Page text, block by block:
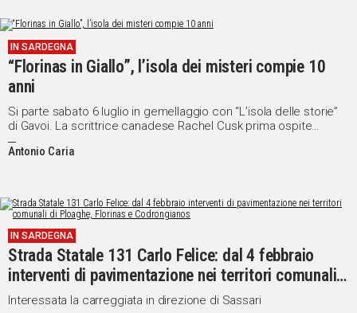
IN SARDEGNA
“Florinas in Giallo”, l’isola dei misteri compie 10
anni
Si parte sabato 6 luglio in gemellaggio con “L’isola delle storie”
di Gavoi. La scrittrice canadese Rachel Cusk prima ospite
internazionale
Antonio Caria
IN SARDEGNA
Strada Statale 131 Carlo Felice: dal 4 febbraio
interventi di pavimentazione nei territori comunali
di Ploaghe, Florinas e Codrongianos
Interessata la carreggiata in direzione di Sassari